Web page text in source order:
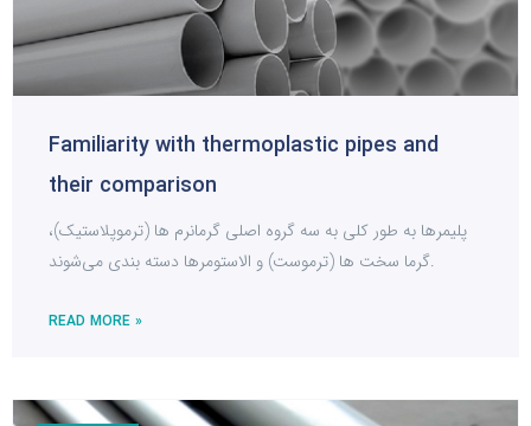
Familiarity with thermoplastic pipes and
their comparison
پلیمرها به طور کلی به سه گروه اصلی گرمانرم ها (ترموپلاستیک)،
گرما سخت ها (ترموست) و الاستومرها دسته بندی می‌شوند.
READ MORE »